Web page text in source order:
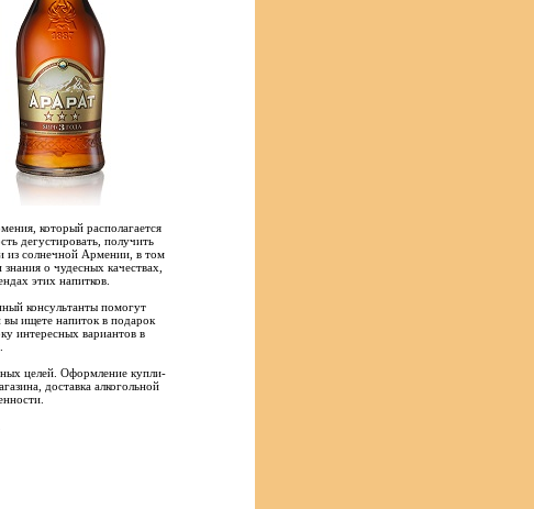
который располагается
дегустировать, получить
из солнечной Армении, в том
о чудесных качествах,
этих напитков.
консультанты помогут
вы ищете напиток в подарок
интересных вариантов в
целей. Оформление купли-
доставка алкогольной